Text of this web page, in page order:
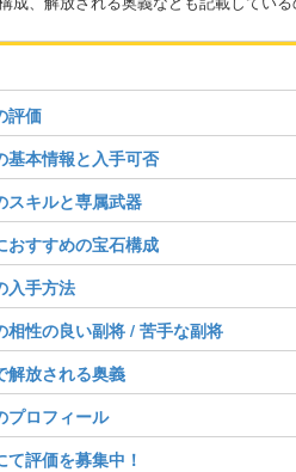
評価
基本情報と入手可否
スキルと専属武器
おすすめの宝石構成
入手方法
相性の良い副将 / 苦手な副将
解放される奥義
プロフィール
て評価を募集中！